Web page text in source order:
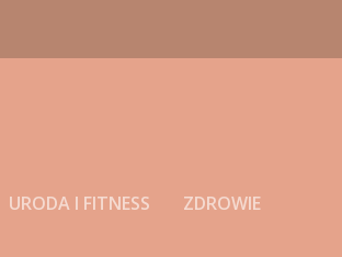
URODA I FITNESS ZDROWIE